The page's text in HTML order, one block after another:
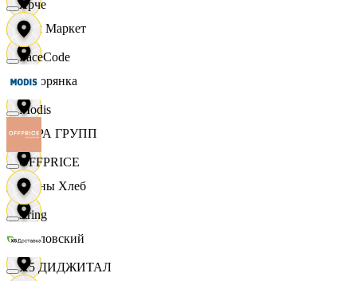
Хом Маркет
Хуторянка
ЦЕРА ГРУПП
Челны Хлеб
Чкаловский
Ярче
FaceCode
Modis
OFFPRICE
string
X5 ДИДЖИТАЛ